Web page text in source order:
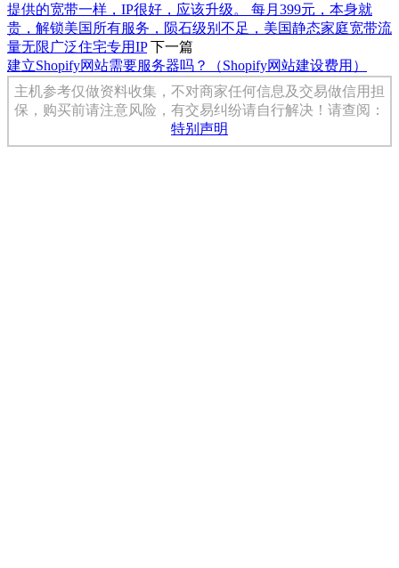
提供的宽带一样，IP很好，应该升级。 每月399元，本身就
贵，解锁美国所有服务，陨石级别不足，美国静态家庭宽带流
量无限广泛住宅专用IP 下一篇
建立Shopify网站需要服务器吗？（Shopify网站建设费用）
主机参考仅做资料收集，不对商家任何信息及交易做信用担
保，购买前请注意风险，有交易纠纷请自行解决！请查阅：
特别声明